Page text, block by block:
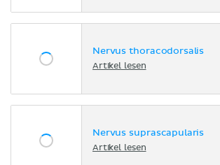
Nervus thoracodorsalis
Artikel lesen
Nervus suprascapularis
Artikel lesen